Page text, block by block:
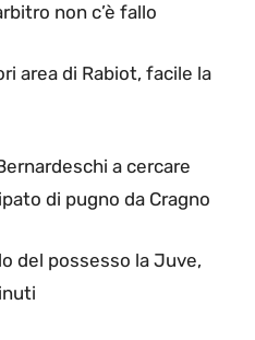
non c’è fallo
area di Rabiot, facile la
a cercare
di pugno da Cragno
del possesso la Juve,